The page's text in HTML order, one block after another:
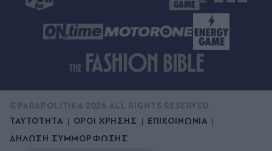
ΤΑΥΤΟΤΗΤΑ ΟΡΟΙ ΧΡΗΣΗΣ
ΕΠΙΚΟΙΝΩΝΙΑ
ΔΗΛΩΣΗ ΣΥΜΜΟΡΦΩΣΗΣ
©PARAPOLITIKA 2026 ALL RIGHTS RESERVED